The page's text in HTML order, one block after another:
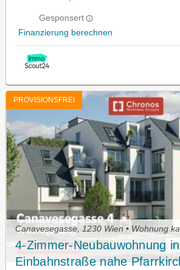
Gesponsert
Finanzierung berechnen
PROVISIONSFREI
Canavesegasse, 1230 Wien • Wohnung
4-Zimmer-Neubauwohnung
Einbahnstraße nahe